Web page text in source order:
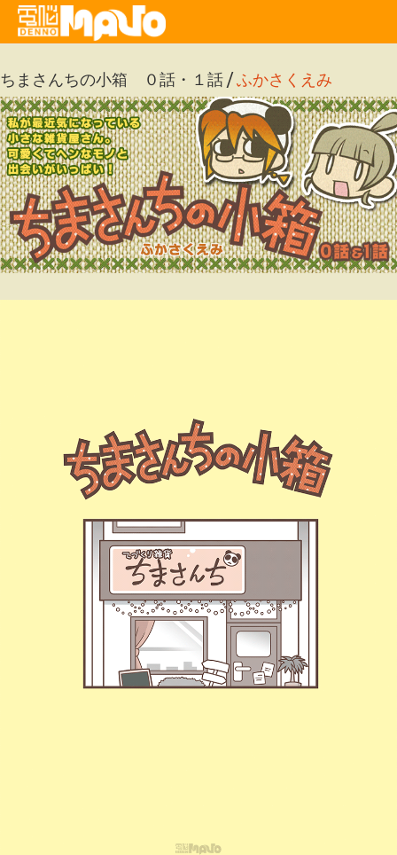
ちまさんちの小箱 ０話・１話 / ふかさくえみ